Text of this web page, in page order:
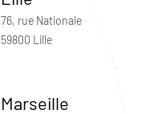
76, rue Nationale
59800 Lille
Marseille